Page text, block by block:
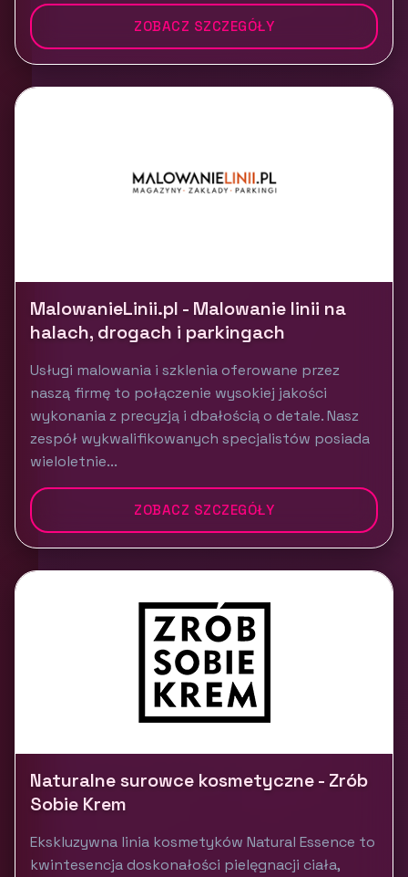
ZOBACZ SZCZEGÓŁY
MalowanieLinii.pl - Malowanie linii na
halach, drogach i parkingach
Usługi malowania i szklenia oferowane przez
naszą firmę to połączenie wysokiej jakości
wykonania z precyzją i dbałością o detale. Nasz
zespół wykwalifikowanych specjalistów posiada
wieloletnie...
ZOBACZ SZCZEGÓŁY
Naturalne surowce kosmetyczne - Zrób
Sobie Krem
Ekskluzywna linia kosmetyków Natural Essence to
kwintesencja doskonałości pielęgnacji ciała,